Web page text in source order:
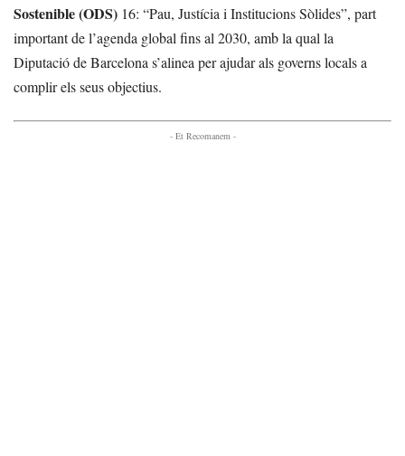
Sostenible (ODS) 16: “Pau, Justícia i Institucions Sòlides”, part
important de l’agenda global fins al 2030, amb la qual la
Diputació de Barcelona s’alinea per ajudar als governs locals a
complir els seus objectius.
- Et Recomanem -